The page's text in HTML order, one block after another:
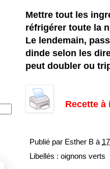
Mettre tout les
réfrigérer toute la
Le lendemain,
dinde selon les
peut doubler ou
Recette à
Publié par Esther B à
Libellés : oignons verts